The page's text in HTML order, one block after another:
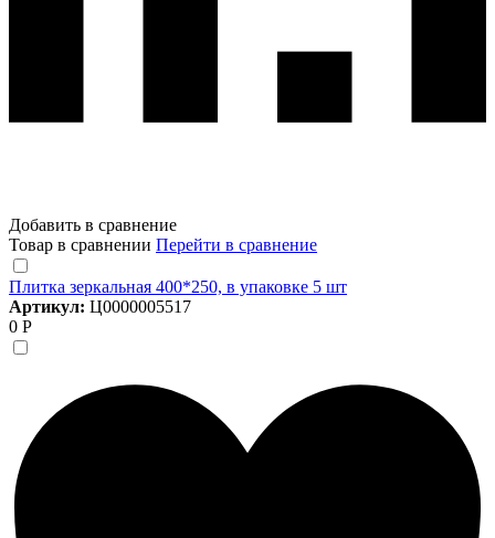
Добавить в сравнение
Товар в сравнении Перейти в сравнение
Плитка зеркальная 400*250, в упаковке 5 шт
Артикул: Ц0000005517
0 Р